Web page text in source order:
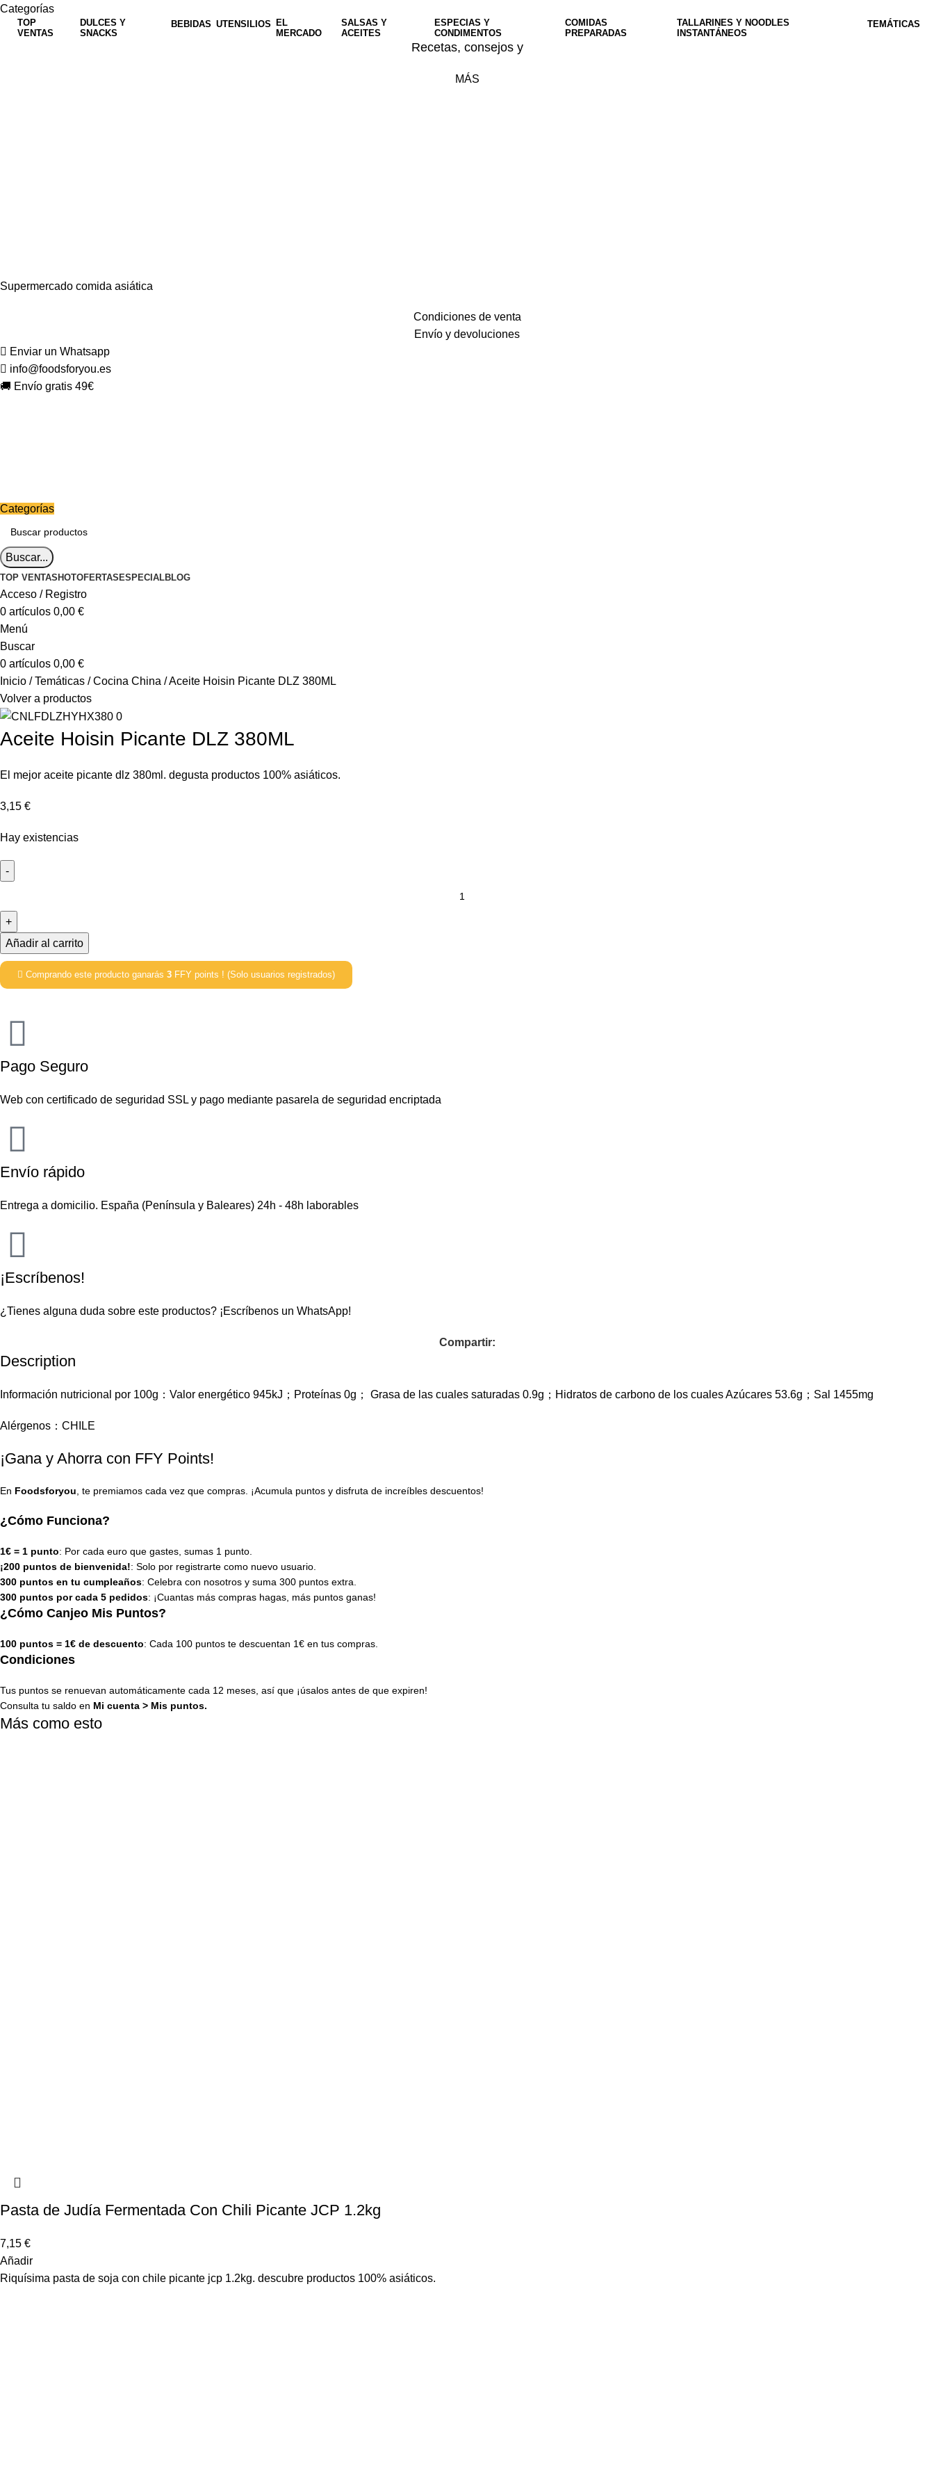
Categorías
TOP
VENTAS
DULCES Y
SNACKS
BEBIDAS UTENSILIOS
EL
MERCADO
SALSAS Y
ACEITES
ESPECIAS Y
CONDIMENTOS
COMIDAS
PREPARADAS
TALLARINES Y NOODLES
INSTANTÁNEOS
TEMÁTICAS
Recetas, consejos y
MÁS
Supermercado comida asiática
Condiciones de venta
Envío y devoluciones
Enviar un Whatsapp
info@foodsforyou.es
🚚 Envío gratis 49€
Categorías
Buscar...
TOP VENTAS HOTOFERTAS ESPECIALBLOG
Acceso / Registro
0 artículos 0,00 €
Menú
Buscar
0 artículos 0,00 €
Inicio
Temáticas Cocina China
Aceite Hoisin Picante DLZ 380ML
Volver a productos
Aceite Hoisin Picante DLZ 380ML
El mejor aceite picante dlz 380ml. degusta productos 100% asiáticos.
3,15 €
Hay existencias
Añadir al carrito
Comprando este producto ganarás 3 FFY points ! (Solo usuarios registrados)
Pago Seguro
Web con certificado de seguridad SSL y pago mediante pasarela de seguridad encriptada
Envío rápido
Entrega a domicilio. España (Península y Baleares) 24h - 48h laborables
¡Escríbenos!
¿Tienes alguna duda sobre este productos? ¡Escríbenos un WhatsApp!
Compartir:
Description
Información nutricional por 100g：Valor energético 945kJ；Proteínas 0g； Grasa de las cuales saturadas 0.9g；Hidratos de carbono de los cuales Azúcares 53.6g；Sal 1455mg
Alérgenos：CHILE
¡Gana y Ahorra con FFY Points!
En Foodsforyou, te premiamos cada vez que compras. ¡Acumula puntos y disfruta de increíbles descuentos!
¿Cómo Funciona?
1€ = 1 punto: Por cada euro que gastes, sumas 1 punto.
¡200 puntos de bienvenida!: Solo por registrarte como nuevo usuario.
300 puntos en tu cumpleaños: Celebra con nosotros y suma 300 puntos extra.
300 puntos por cada 5 pedidos: ¡Cuantas más compras hagas, más puntos ganas!
¿Cómo Canjeo Mis Puntos?
100 puntos = 1€ de descuento: Cada 100 puntos te descuentan 1€ en tus compras.
Condiciones
Tus puntos se renuevan automáticamente cada 12 meses, así que ¡úsalos antes de que expiren!
Consulta tu saldo en Mi cuenta > Mis puntos.
Más como esto
Pasta de Judía Fermentada Con Chili Picante JCP 1.2kg
7,15 €
Añadir
Riquísima pasta de soja con chile picante jcp 1.2kg. descubre productos 100% asiáticos.